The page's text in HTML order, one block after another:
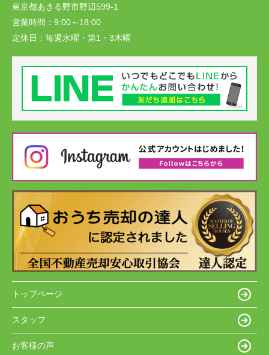
東京都あきる野市野辺599-1
営業時間： 9:00～18:00
定休日： 毎週水曜・第1・3木曜
トップページ
スタッフ
お客様の声